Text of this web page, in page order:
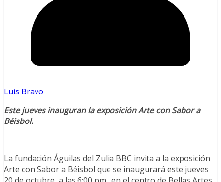
Luis Bravo
Este jueves inauguran la exposición Arte con Sabor a
Béisbol.
La fundación Águilas del Zulia BBC invita a la exposición
Arte con Sabor a Béisbol que se inaugurará este jueves